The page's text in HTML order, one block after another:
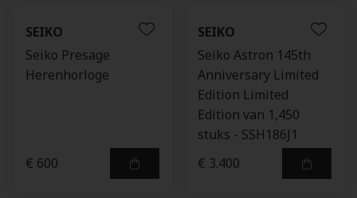
SEIKO
Seiko Presage
Herenhorloge
€ 600
SEIKO
Seiko Astron 145th
Anniversary Limited
Edition Limited
Edition van 1,450
stuks - SSH186J1
€ 3.400